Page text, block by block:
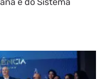
e do Sistema